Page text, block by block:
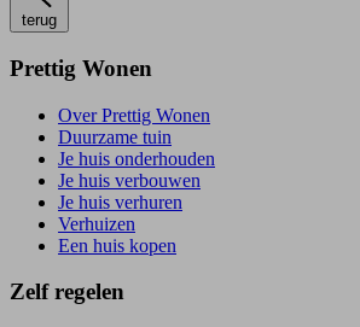
terug
Prettig Wonen
Over Prettig Wonen
Duurzame tuin
Je huis onderhouden
Je huis verbouwen
Je huis verhuren
Verhuizen
Een huis kopen
Zelf regelen